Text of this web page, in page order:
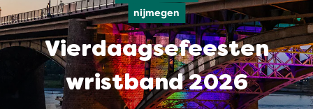
nijmegen
Vierdaagsefeesten
wristband 2026